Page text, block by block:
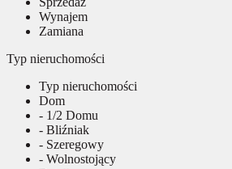
Wynajem
Zamiana
Typ nieruchomości
Typ nieruchomości
Dom
- 1/2 Domu
- Bliźniak
- Szeregowy
- Wolnostojący